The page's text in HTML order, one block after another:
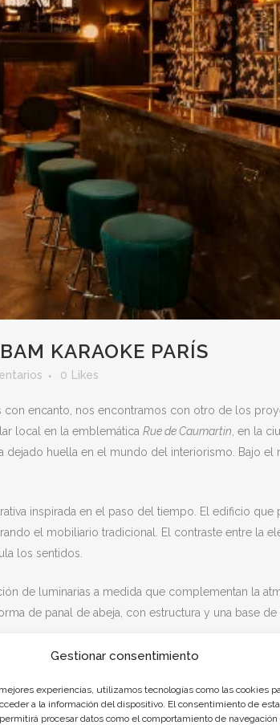
Gestionar consentimiento
experiencias, utilizamos tecnologías como las cookies
a la información del dispositivo. El consentimiento de
procesar datos como el comportamiento de navegación
KARAOKE PARÍS
0 Likes
encanto, nos encontramos con otro de los
local en la emblemática Rue de Caumartin , en la
dejado huella en el mundo del interiorismo. Bajo el
inspirada en el paso del tiempo. El edificio
el mobiliario tradicional. El contraste entre la
los sentidos.
de luminarias a medida que complementan la
de panal de abeja, con estructura y una base
cuidadosa elección que se entrelaza con la
que adorna el techo. Este conjunto provocan